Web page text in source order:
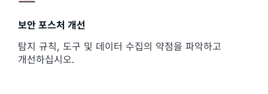
보안 포스처 개선
탐지 규칙, 도구 및 데이터 수집의 약점을 파악하고
개선하십시오.